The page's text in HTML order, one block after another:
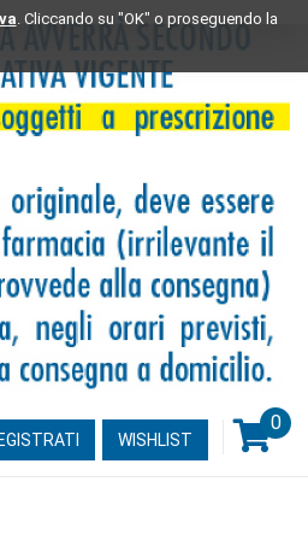
. Cliccando su "OK" o proseguendo la
WISHLIST
0